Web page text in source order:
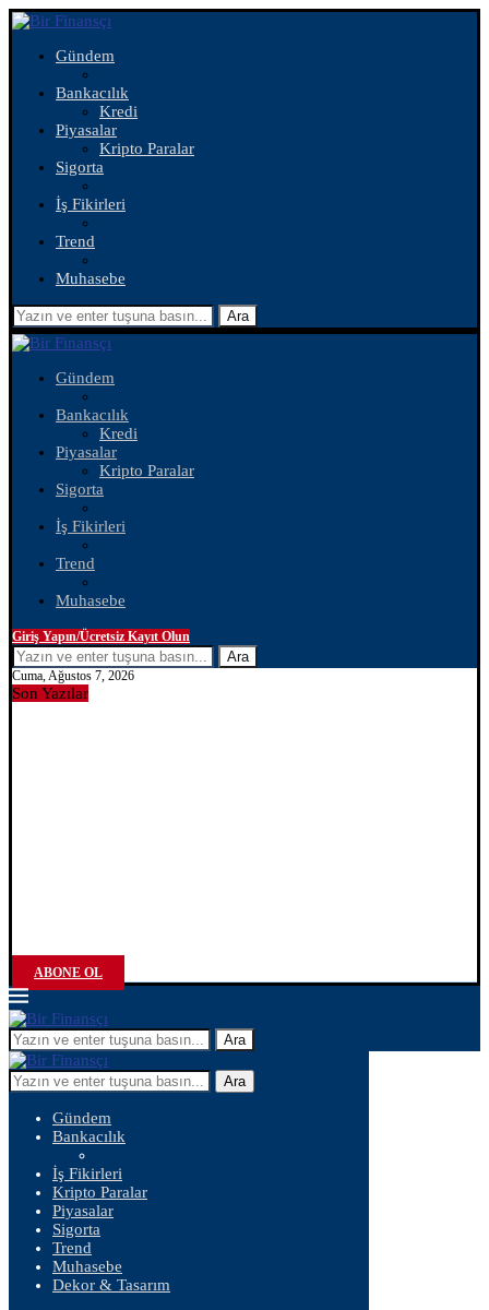
Gündem
Bankacılık
Kredi
Piyasalar
Kripto Paralar
Sigorta
İş Fikirleri
Trend
Muhasebe
Ara
Gündem
Bankacılık
Kredi
Piyasalar
Kripto Paralar
Sigorta
İş Fikirleri
Trend
Muhasebe
Giriş Yapın/Ücretsiz Kayıt Olun
Ara
Cuma, Ağustos 7, 2026
Son Yazılar
ABONE OL
Ara
Ara
Gündem
Bankacılık
İş Fikirleri
Kripto Paralar
Piyasalar
Sigorta
Trend
Muhasebe
Dekor & Tasarım